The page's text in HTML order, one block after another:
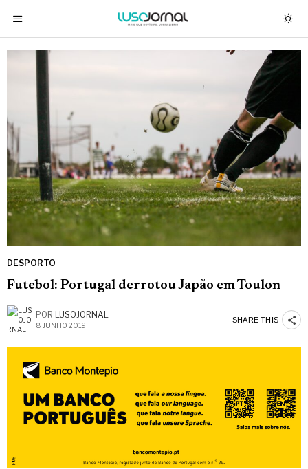
DESPORTO
Futebol: Portugal derrotou Japão em Toulon
POR LUSOJORNAL
8 JUNHO, 2019
SHARE THIS